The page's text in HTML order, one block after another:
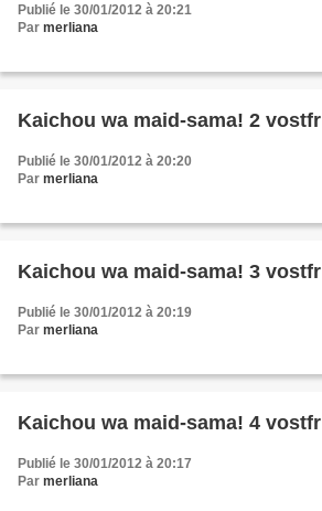
Publié le 30/01/2012 à 20:21
Par merliana
Kaichou wa maid-sama! 2 vostfr
Publié le 30/01/2012 à 20:20
Par merliana
Kaichou wa maid-sama! 3 vostfr
Publié le 30/01/2012 à 20:19
Par merliana
Kaichou wa maid-sama! 4 vostfr
Publié le 30/01/2012 à 20:17
Par merliana